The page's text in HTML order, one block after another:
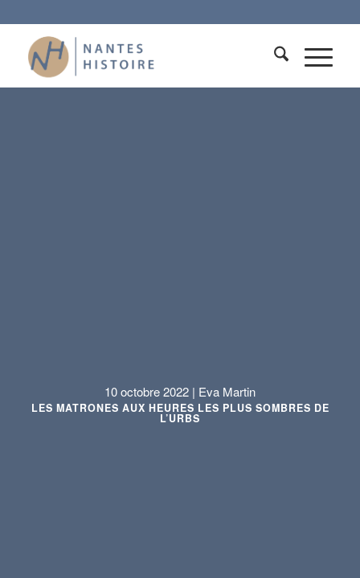
10 octobre 2022 | Eva Martin
LES MATRONES AUX HEURES LES PLUS SOMBRES DE
L’URBS